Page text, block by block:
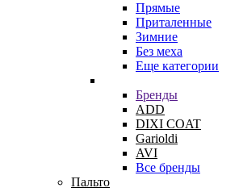
Прямые
Приталенные
Зимние
Без меха
Еще категории
Бренды
ADD
DIXI COAT
Garioldi
AVI
Все бренды
Пальто